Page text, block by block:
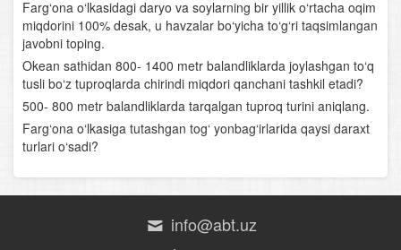
Tabiiy boylik va tabiiy sharoit
O‘zbekiston aholisi va aholi manzillari
Milliy iqtisodiyot va uning tarmoqlararo majmualari
Yoqilg‘i- energetika- kimyo majmuasi
O‘rmon va qurilish sanoati. Binokorlik. Sanoatni
Farg‘ona o‘lkasidagi daryo va soylarning bir yillik o‘rtacha oqim
miqdorini 100% desak, u havzalar bo‘yicha to‘g‘ri taqsimlangan
javobni toping.
Okean sathidan 800- 1400 metr balandliklarda joylashgan to‘q
tusli bo‘z tuproqlarda chirindi miqdori qanchani tashkil etadi?
500- 800 metr balandliklarda tarqalgan tuproq turini aniqlang.
Farg‘ona o‘lkasiga tutashgan tog‘ yonbag‘irlarida qaysi daraxt
turlari o‘sadi?
info@abt.uz